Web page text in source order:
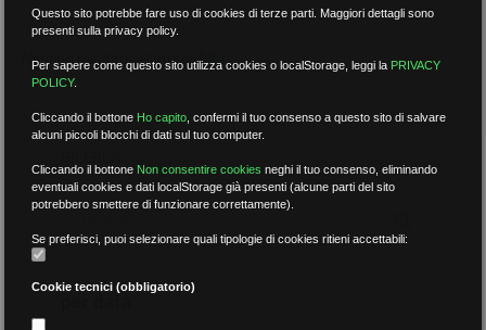
Nessun risultato.Rimuovi filtri
per data
Questo sito potrebbe fare uso di cookies di terze parti. Maggiori dettagli sono
presenti sulla privacy policy.
Per sapere come questo sito utilizza cookies o localStorage, leggi la PRIVACY
POLICY.
Cliccando il bottone Ho capito ,confermi il tuo consenso a questo sito di salvare
alcuni piccoli blocchi di dati sul tuo computer.
Cliccando il bottone Non consentire cookies neghi il tuo consenso, eliminando
eventuali cookies e dati localStorage già presenti (alcune parti del sito
potrebbero smettere di funzionare correttamente).
Se preferisci, puoi selezionare quali tipologie di cookies ritieni accettabili:
Cookie tecnici (obbligatorio)